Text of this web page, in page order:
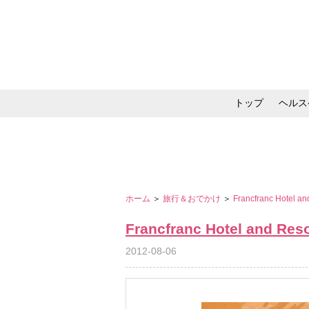
トップ ヘル
ホーム ＞ 旅行＆おでかけ ＞ Francfranc Hotel
Francfranc Hotel and
2012-08-06